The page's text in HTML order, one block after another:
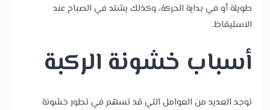
طويلة أو في بداية الحركة، وكذلك يشتد في الصباح عند
الاستيقاظ.
أسباب خشونة الركبة
توجد العديد من العوامل التي قد تسهم في تطور خشونة